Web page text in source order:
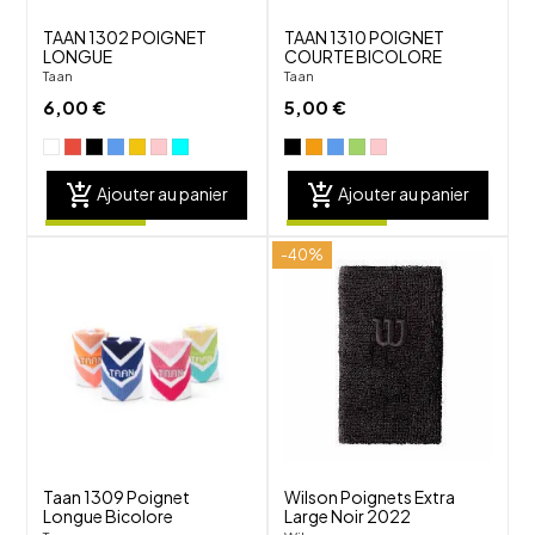
TAAN 1302 POIGNET
LONGUE
Taan
6,00 €
add_shopping_cart Ajouter au panier
TAAN 1310 POIGNET
COURTE BICOLORE
Taan
5,00 €
add_shopping_cart Ajouter au panier
Taan 1309 Poignet
Longue Bicolore
-40%
Wilson Poignets Extra
Large Noir 2022